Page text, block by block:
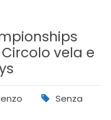
vela e
Senza